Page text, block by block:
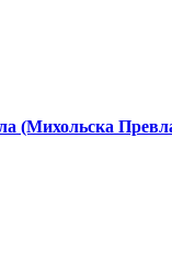
(Михольска